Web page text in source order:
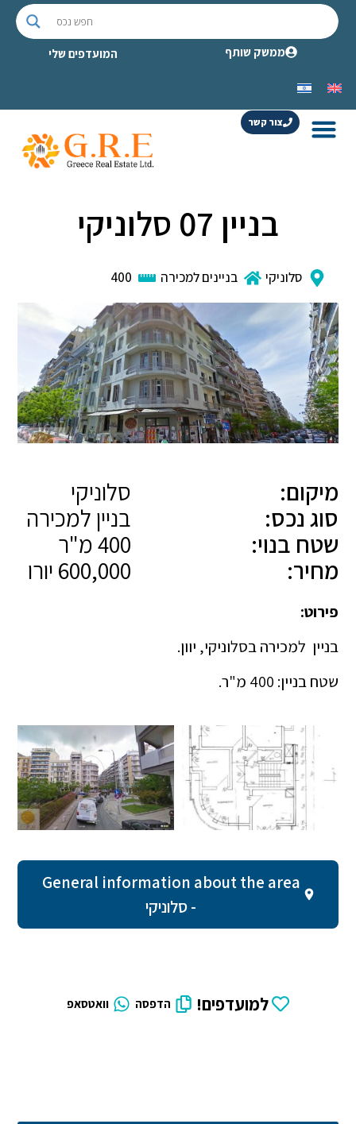
ממשק שותף המועדפים שלי
צור קשר
בניין 07 סלוניקי
סלוניקי בניינים למכירה 400
מיקום:
סלוניקי
סוג נכס:
בניין למכירה
שטח בנוי:
מחיר:
פירוט:
בניין למכירה בסלוניקי, יוון.
שטח בניין: 400 מ"ר.
General information about the area
- סלוניקי
למועדפים! הדפסה וואטסאפ